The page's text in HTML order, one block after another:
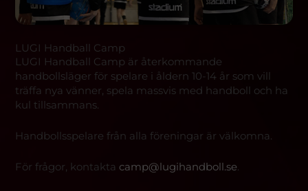
LUGI Handball Camp
LUGI Handball Camp är återkommande
handbollsläger för spelare i åldern 10-14 år som vill
träffa nya vänner, spela massvis med handboll och ha
kul tillsammans.
Handbollsspelare från alla föreningar är välkomna.
För frågor, kontakta camp@lugihandboll.se